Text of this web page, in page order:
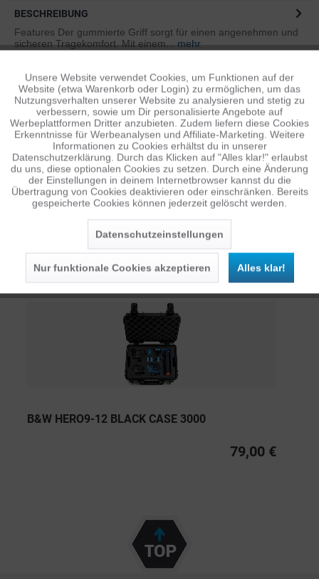
BESCHREIBUNG
Features Der gummierte Griff sorgt für einen angenehmen und
sicheren Tragekomfort. Mit einem...
mehr
VIDEOS
Videos zum Artikel ansehen...mehr
BEWERTUNGEN
2
Bewertungen lesen, schreiben und diskutieren... mehr
ÄHNLICHE ARTIKEL
Diese Artikel sind dem Produkt ähnlich ...mehr
B&W HERO9-12 BLACK CASE 3000
79,00 €
Funktionale Aktiv
Tracking Inaktiv
Personalisierung Inaktiv
Service Inaktiv
Unsere Website verwendet Cookies, um Funktionen auf der
Website (etwa Warenkorb oder Login) zu ermöglichen, um das
Nutzungsverhalten unserer Website zu analysieren und stetig zu
verbessern, sowie um Dir personalisierte Angebote auf
Werbeplattformen Dritter anzubieten. Zudem liefern diese Cookies
Erkenntnisse für Werbeanalysen und Affiliate-Marketing. Weitere
Informationen zu Cookies erhältst du in unserer
Datenschutzerklärung. Durch das Klicken auf "Alles klar!" erlaubst
du uns, diese optionalen Cookies zu setzen. Durch eine Änderung
der Einstellungen in deinem Internetbrowser kannst du die
Übertragung von Cookies deaktivieren oder einschränken. Bereits
gespeicherte Cookies können jederzeit gelöscht werden.
Datenschutzeinstellungen
Nur funktionale Cookies akzeptieren Alles klar!